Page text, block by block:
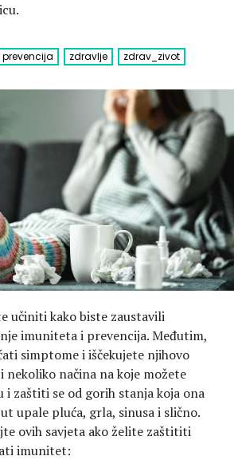
prevencija zdravlje zdrav_zivot
učiniti kako biste zaustavili
imuniteta i prevencija. Međutim,
simptome i iščekujete njihovo
nekoliko načina na koje možete
i zaštiti se od gorih stanja koja ona
upale pluća, grla, sinusa i slično.
ovih savjeta ako želite zaštititi
imunitet: